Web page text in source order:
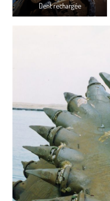
Dent rechargée